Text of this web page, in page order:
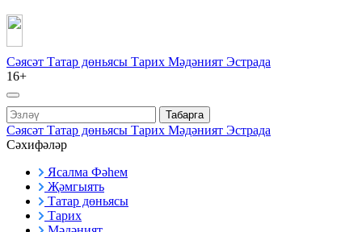
Сәясәт Татар дөньясы Тарих Мәдәният Эстрада
16+
Табарга
Сәясәт Татар дөньясы Тарих Мәдәният Эстрада
Сәхифәләр
Ясалма Фәһем
Җәмгыять
Татар дөньясы
Тарих